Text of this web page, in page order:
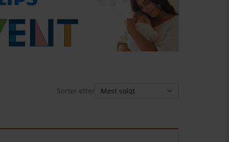
Sorter etter